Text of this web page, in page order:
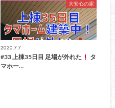
大安心の家
2020.7.7
#33 上棟35日目 足場が外れた
タ
マホー…